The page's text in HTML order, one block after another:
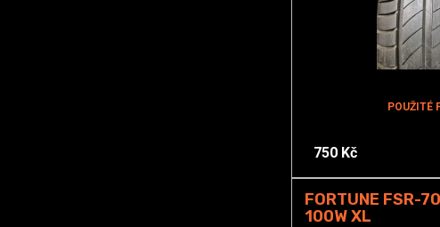
POUŽITÉ
750 Kč
FORTUNE FSR-
100W XL